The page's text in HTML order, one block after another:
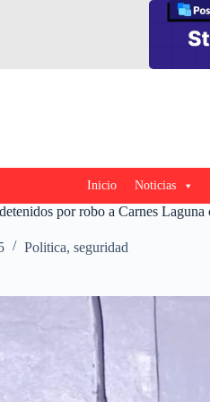
Inicio Noticias
por robo a Carnes
Politica, seguridad